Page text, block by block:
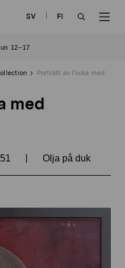
SV
FI
12–17
Porträtt av flicka med
med
| Olja på duk